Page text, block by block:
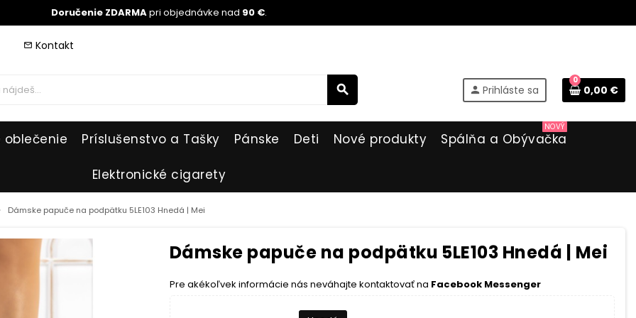
Doručenie ZDARMApri objednávke nad 90 €.
mail_outline Kontakt
search person Prihláste sa
0
0,00 €
oblečenie Príslušenstvo a Tašky Pánske Deti Nové produkty Spálňa a Obývačka
NOVÝ
Elektronické cigarety
Dámske papuče na podpätku 5LE103 Hnedá | Mei
Dámske papuče na podpätku 5LE103 Hnedá | Mei
Pre akékoľvek informácie nás neváhajte kontaktovať na Facebook Messenger